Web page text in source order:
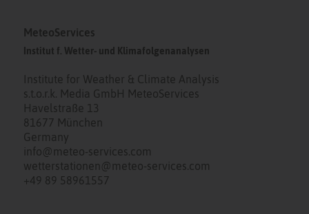
MeteoServices
Institut f. Wetter- und Klimafolgenanalysen
Institute for Weather & Climate Analysis
s.t.o.r.k. Media GmbH MeteoServices
Havelstraße 13
81677 München
Germany
info@meteo-services.com
wetterstationen@meteo-services.com
+49 89 58961557